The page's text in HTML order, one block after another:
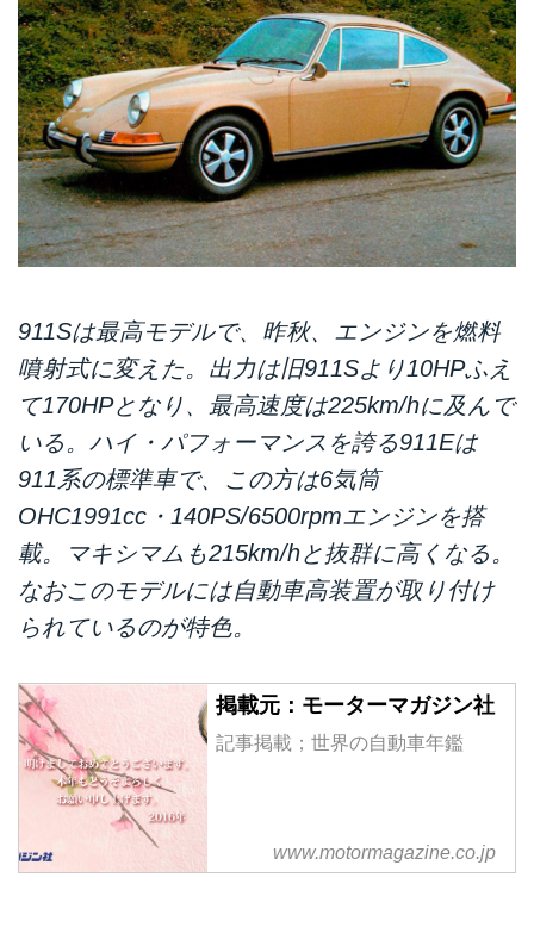
911Sは最高モデルで、昨秋、エンジンを燃料
噴射式に変えた。出力は旧911Sより10HPふえ
て170HPとなり、最高速度は225km/hに及んで
いる。ハイ・パフォーマンスを誇る911Eは
911系の標準車で、この方は6気筒
OHC1991cc・140PS/6500rpmエンジンを搭
載。マキシマムも215km/hと抜群に高くなる。
なおこのモデルには自動車高装置が取り付け
られているのが特色。
掲載元：モーターマガジン社
記事掲載；世界の自動車年鑑
www.motormagazine.co.jp